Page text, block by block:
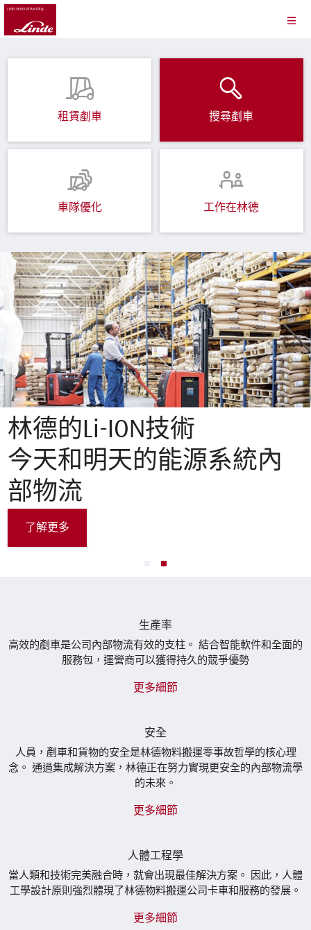
林德的Li-ION技術
今天和明天的能源系統內
部物流
了解更多
租賃剷車 搜尋剷車
車隊優化 工作在林德
生產率
高效的剷車是公司內部物流有效的支柱。 結合智能軟件和全面的
服務包，運營商可以獲得持久的競爭優勢
更多細節
安全
人員，剷車和貨物的安全是林德物料搬運零事故哲學的核心理
念。 通過集成解決方案，林德正在努力實現更安全的內部物流學
的未來。
更多細節
人體工程學
當人類和技術完美融合時，就會出現最佳解決方案。 因此，人體
工學設計原則強烈體現了林德物料搬運公司卡車和服務的發展。
更多細節